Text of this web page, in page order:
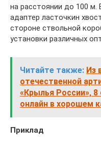
на расстоянии до 100 м.
адаптер ласточкин
стороне ствольной
установки различных
Читайте также: Из
отечественной
«Крылья России»,
онлайн в хорошем
Приклад